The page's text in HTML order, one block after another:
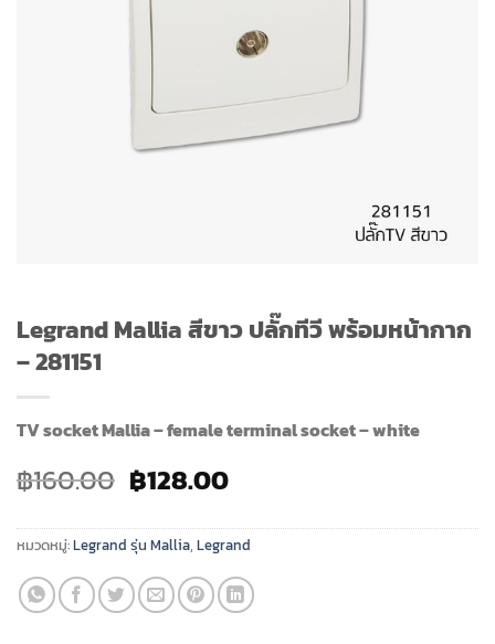
Legrand Mallia สีขาว ปลั๊กทีวี พร้อมหน้ากาก
– 281151
TV socket Mallia – female terminal socket – white
฿160.00 Original
price
was:
฿160.00.
฿128.00Current
is:
฿128.00.
หมวดหมู่:Legrand รุ่น Mallia, Legrand